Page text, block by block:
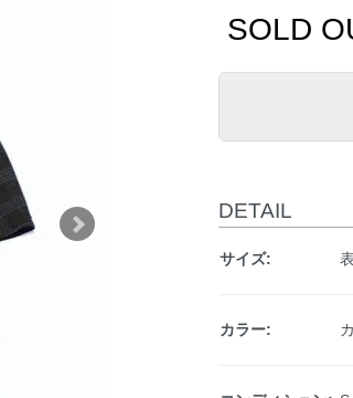
SOLD
DETAIL
サイズ:
カラー: